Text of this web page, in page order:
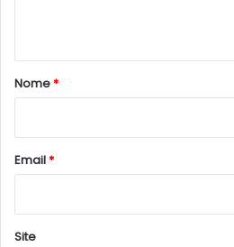
r
*
Nome*
Email*
Site